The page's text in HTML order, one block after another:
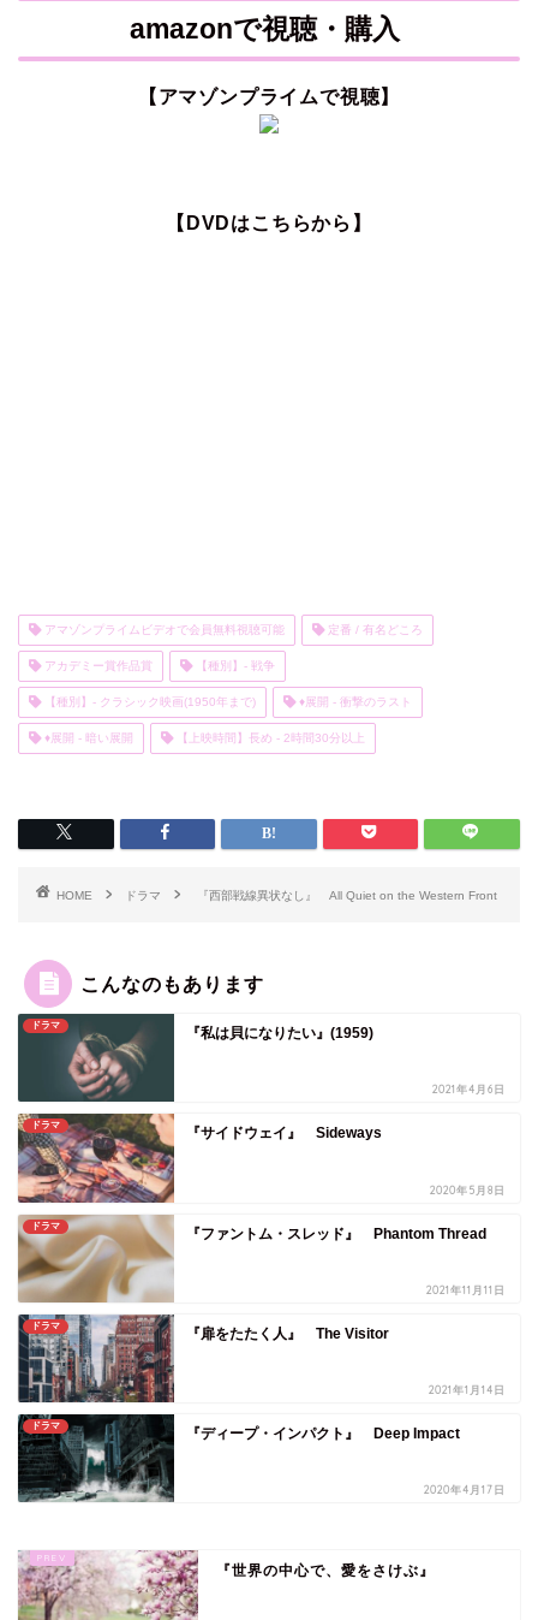
amazonで視聴・購入
【アマゾンプライムで視聴】
【DVDはこちらから】
アマゾンプライムビデオで会員無料視聴可能 定番 / 有名どころ
アカデミー賞作品賞 【種別】- 戦争
【種別】- クラシック映画(1950年まで) ♦展開 - 衝撃のラスト
♦展開 - 暗い展開 【上映時間】長め - 2時間30分以上
HOME ドラマ 『西部戦線異状なし』 All Quiet on the Western Front
こんなのもあります
ドラマ 『私は貝になりたい』(1959)
2021年4月6日
ドラマ 『サイドウェイ』 Sideways
2020年5月8日
ドラマ 『ファントム・スレッド』 Phantom Thread
2021年11月11日
ドラマ 『扉をたたく人』 The Visitor
2021年1月14日
ドラマ 『ディープ・インパクト』 Deep Impact
2020年4月17日
『世界の中心で、愛をさけぶ』